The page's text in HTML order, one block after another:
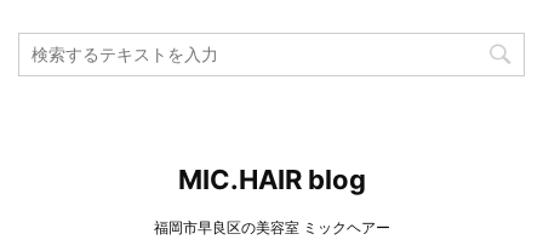
MIC.HAIR blog
福岡市早良区の美容室 ミックヘアー